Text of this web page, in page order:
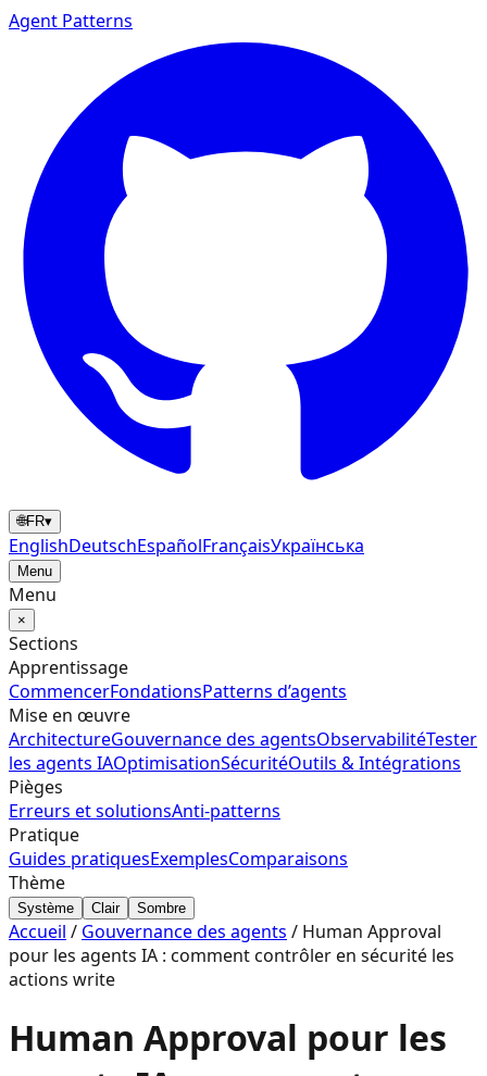
Agent Patterns
🌐FR▾
EnglishDeutschEspañolFrançaisУкраїнська
Menu
Menu
×
Sections
Apprentissage
CommencerFondationsPatterns d’agents
Mise en œuvre
ArchitectureGouvernance des agentsObservabilitéTester
les agents IAOptimisationSécuritéOutils & Intégrations
Pièges
Erreurs et solutionsAnti-patterns
Pratique
Guides pratiquesExemplesComparaisons
Thème
Système Clair Sombre
Accueil / Gouvernance des agents / Human Approval
pour les agents IA : comment contrôler en sécurité les
actions write
Human Approval pour les